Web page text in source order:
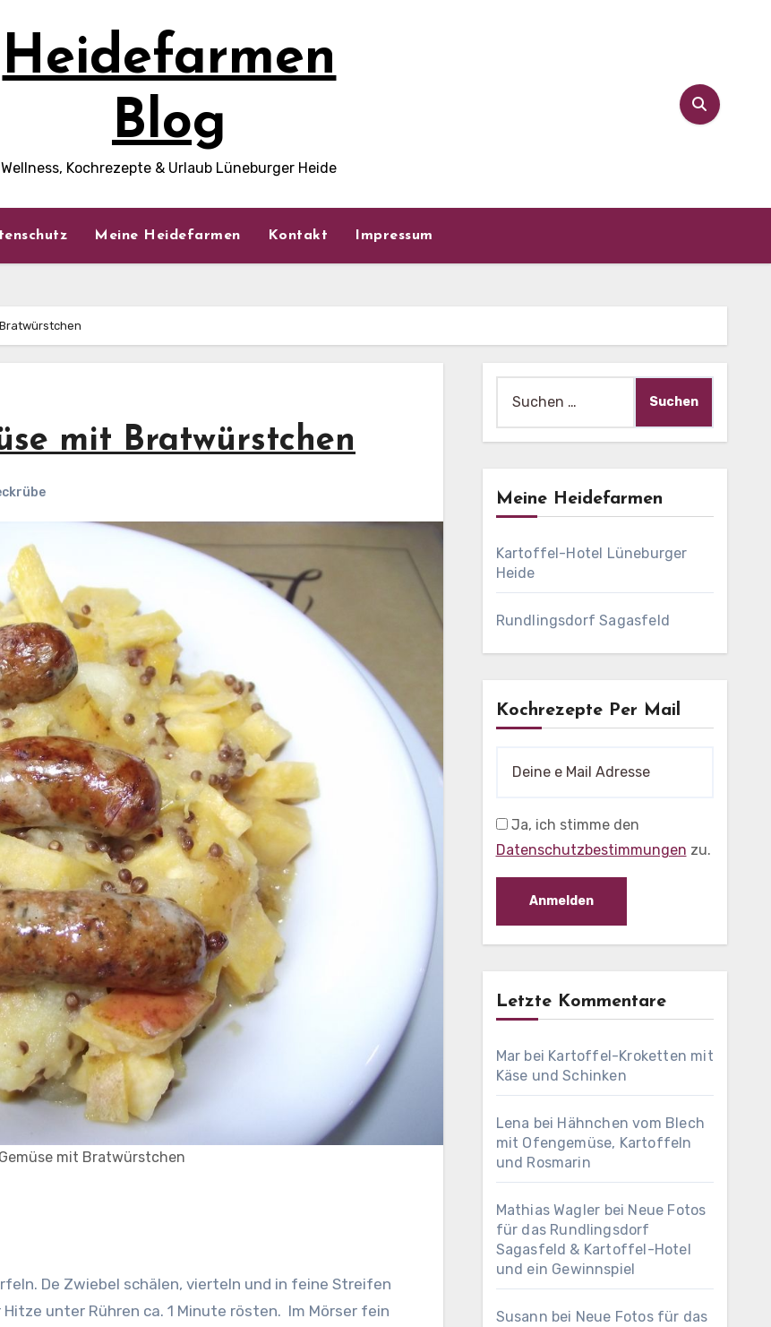
Heidefarmen
Blog
Wellness, Kochrezepte & Urlaub Lüneburger Heide
Meine Heidefarmen Kontakt Impressum
mit Bratwürstchen
mit Bratwürstchen
De Zwiebel schälen, vierteln und in feine Streifen
unter Rühren ca. 1 Minute rösten. Im Mörser fein
nach:
Meine Heidefarmen
Kartoffel-Hotel Lüneburger
Heide
Rundlingsdorf Sagasfeld
Kochrezepte Per Mail
Ja, ich stimme den
Datenschutzbestimmungen zu.
Letzte Kommentare
Mar bei Kartoffel-Kroketten mit
Käse und Schinken
Lena bei Hähnchen vom Blech
mit Ofengemüse, Kartoffeln
und Rosmarin
Mathias Wagler bei Neue Fotos
für das Rundlingsdorf
Sagasfeld & Kartoffel-Hotel
und ein Gewinnspiel
Susann bei Neue Fotos für das